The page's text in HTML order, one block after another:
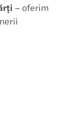
– oferim